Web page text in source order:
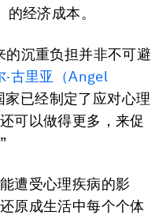
的经济成本。
的沉重负担并非不可避
古里亚（Angel
家已经制定了应对心理
可以做得更多，来促
遭受心理疾病的影
原成生活中每个个体